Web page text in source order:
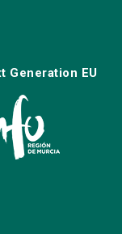
Generation EU